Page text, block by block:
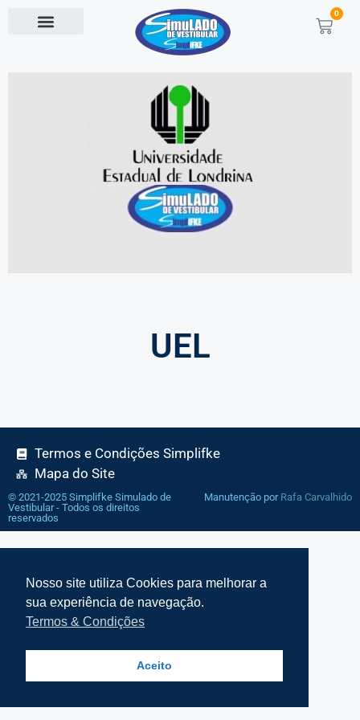
0
UEL
Termos e Condições Simplifke
Mapa do Site
© 2021-2025 Simplifke Simulado de
Vestibular - Todos os direitos
reservados
Manutenção por Rafa Carvalhido
Nosso site utiliza Cookies para melhorar a
sua experiência de navegação.
Termos & Condições
Aceito